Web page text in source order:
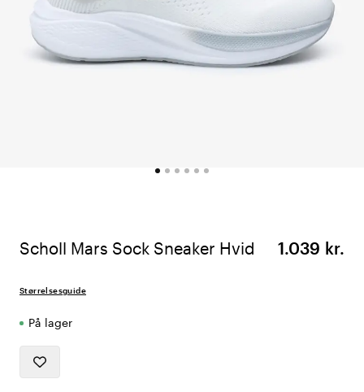
Scholl Mars Sock Sneaker Hvid 1.039 kr.
Størrelsesguide
På lager